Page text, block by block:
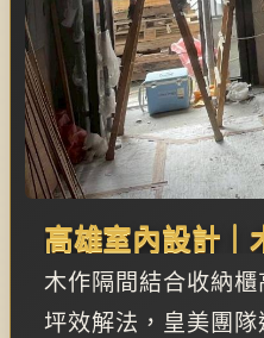
高雄室內設計｜
合，打造高效能
木作隔間結合收納
坪效解法，皇美團